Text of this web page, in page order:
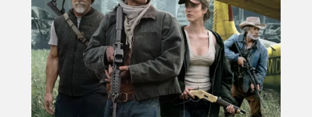
INICIO
PELICULAS
SERIES